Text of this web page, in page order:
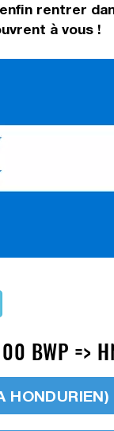
rentrer
à vous !
BWP =>
HONDURIEN)